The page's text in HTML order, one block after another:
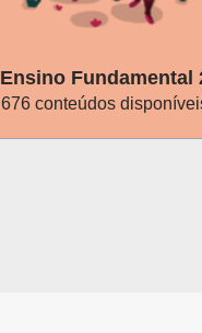
Ensino Fundamental
676 conteúdos